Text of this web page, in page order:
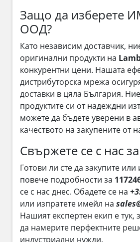
Защо да изберете
ООД?
Като независим доставчик,
оригинални продукти на
конкурентни цени. Нашата
дистрибуторска мрежа
доставки в цяла България.
продуктите си от надеждни
можете да бъдете уверени в
качеството на закупените от
Свържете се с нас
Готови ли сте да закупите
повече подробности за
се с нас днес. Обадете се на
или изпратете имейл на
Нашият експертен екип е тук,
да намерите перфектните
индустриални нужди.